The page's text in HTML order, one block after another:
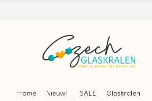
Home Nieuw! SALE Glaskralen